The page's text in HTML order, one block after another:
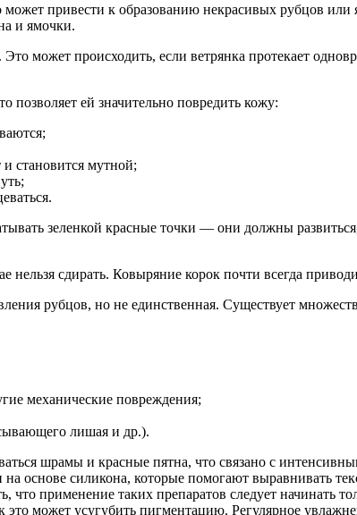
привести к образованию некрасивых рубцов
и ямочки.
может происходить, если ветрянка протекает
позволяет ей значительно повредить кожу:
становится мутной;
зеленкой красные точки — они должны
нельзя сдирать. Ковыряние корок почти всегда
рубцов, но не единственная. Существует
механические повреждения;
лишая и др.).
шрамы и красные пятна, что связано с
основе силикона, которые помогают выравнивать
применение таких препаратов следует начинать
это может усугубить пигментацию. Регулярное